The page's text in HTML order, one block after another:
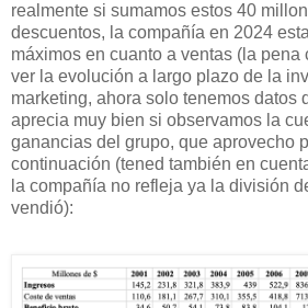
realmente si sumamos estos 40
descuentos, la compañía en 2024
máximos en cuanto a ventas (la pena
ver la evolución a largo plazo de la
marketing, ahora solo tenemos datos
aprecia muy bien si observamos la
ganancias del grupo, que aprovecho
continuación (tened también en
la compañía no refleja ya la división
vendió):